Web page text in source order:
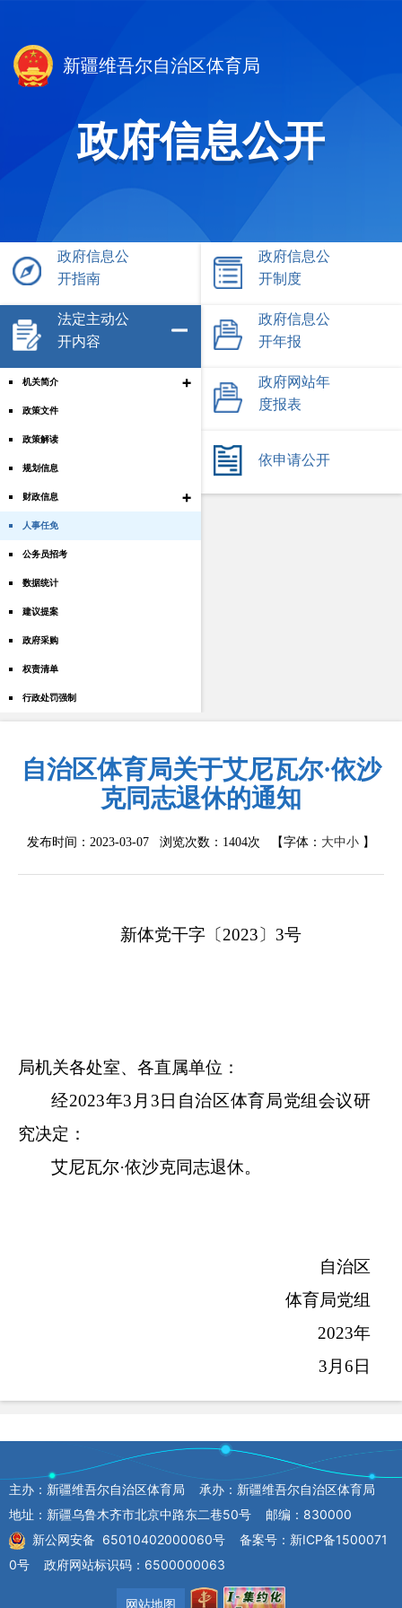
新疆维吾尔自治区体育局
政府信息公开
政府信息公
开指南
政府信息公
开制度
法定主动公
开内容
机关简介 +
政策文件
政策解读
规划信息
财政信息 +
人事任免
公务员招考
数据统计
建议提案
政府采购
权责清单
行政处罚强制
政府信息公
开年报
政府网站年
度报表
依申请公开
自治区体育局关于艾尼瓦尔·依沙
克同志退休的通知
发布时间：2023-03-07 浏览次数： 1404次 【字体： 大中小 】
新体党干字〔 2023 〕 3号
局机关各处室、各直属单位：
经2023年3 月 3 日自治区体育局党组会议研
究决定：
艾尼瓦尔·依沙克同志退休。
自治区
体育局党组
2023年
3 月 6 日
主办：新疆维吾尔自治区体育局 承办：新疆维吾尔自治区体育局
地址：新疆乌鲁木齐市北京中路东二巷50号 邮编：830000
新公网安备 65010402000060号
备案号：新ICP备1500071
0号 政府网站标识码：6500000063
网站地图